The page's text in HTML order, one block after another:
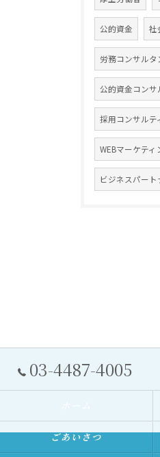
公的資金 社
労務コンサルタ
公的資金コンサ
採用コンサルテ
WEBマーケティ
ビジネスパート
03-4487-4005
ごあいさつ